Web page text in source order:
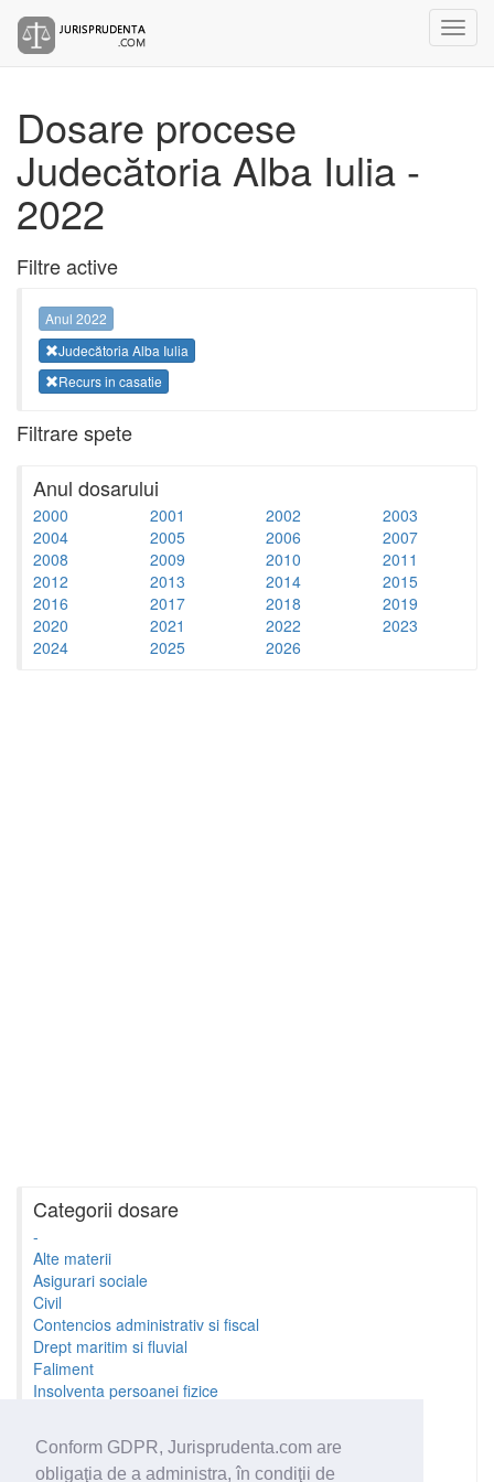
Conform GDPR, Jurisprudenta.com are
obligaţia de a administra, în condiţii de
Dosare procese
Judecătoria Alba Iulia -
2022
Filtre active
Anul 2022
Judecătoria Alba Iulia
Recurs in casatie
Filtrare spete
Anul dosarului
2000 2001 2002
2003
2004
2005 2006
2007
2008
2009 2010
2011
2012
2013 2014
2015
2016
2017 2018
2019
2020
2021 2022
2023
2024
2025 2026
Categorii dosare
-
Alte materii
Asigurari sociale
Civil
Contencios administrativ si fiscal
Drept maritim si fluvial
Faliment
Insolventa persoanei fizice
Minori si familie